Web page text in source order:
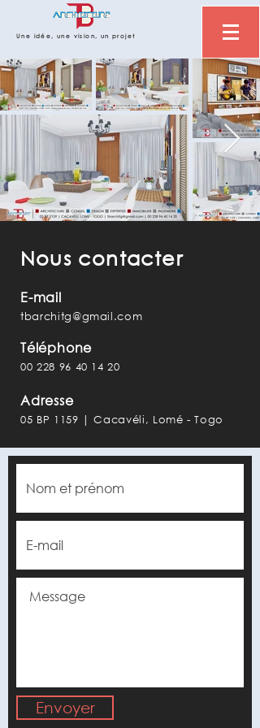
Une idée, une vision, un projet
Nous contacter
E-mail
tbarchitg@gmail.com
Téléphone
00 228 96 40 14 20
Adresse
05 BP 1159 | Cacavéli, Lomé - Togo
Envoyer